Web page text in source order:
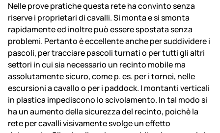
Nelle prove pratiche questa rete ha convinto senza
riserve i proprietari di cavalli. Si monta e si smonta
rapidamente ed inoltre può essere spostata senza
problemi. Pertanto è eccellente anche per suddividere i
pascoli, per tracciare pascoli turnati o per tutti gli altri
settori in cui sia necessario un recinto mobile ma
assolutamente sicuro, come p. es. per i tornei, nelle
escursioni a cavallo o per i paddock. I montanti verticali
in plastica impediscono lo scivolamento. In tal modo si
ha un aumento della sicurezza del recinto, poichè la
rete per cavalli visivamente svolge un effetto